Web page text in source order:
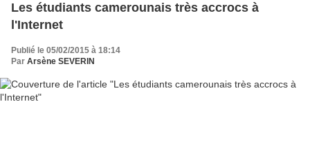
Les étudiants camerounais très accrocs à
l'Internet
Publié le 05/02/2015 à 18:14
Par Arsène SEVERIN